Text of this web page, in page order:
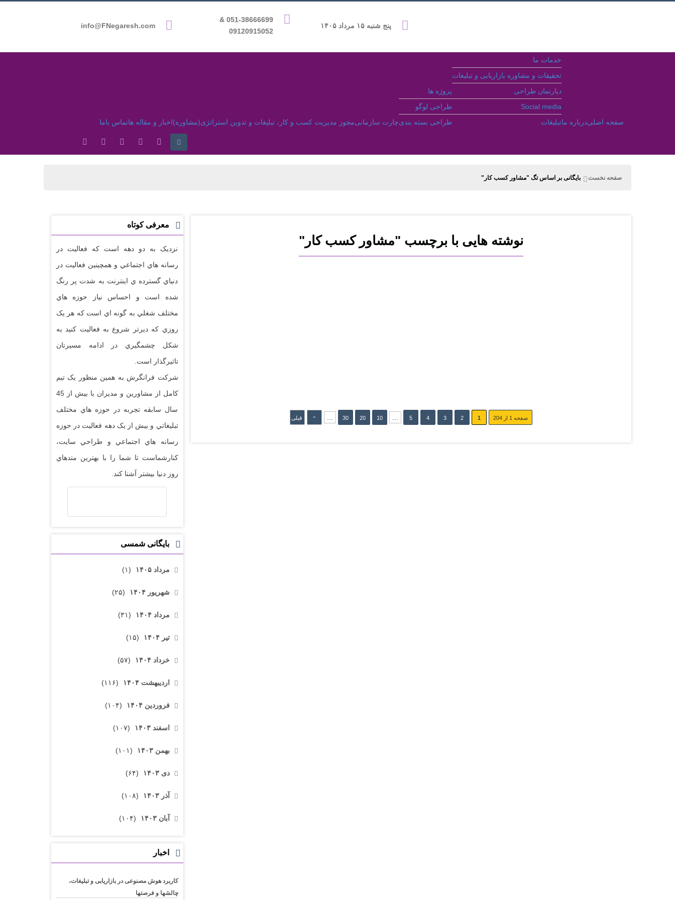
پنج شنبه ۱۵ مرداد ۱۴۰۵
051-38666699 &
09120915052
info@FNegaresh.com
صفحه اصلیدرباره ما
خدمات ما
تحقیقات و مشاوره بازاریابی و تبلیغات
دپارتمان طراحی
Social media
تبلیغات
پروژه ها
طراحی لوگو
طراحی بسته بندیچارت سازمانیمجوز مدیریت کسب و کار، تبلیغات و تدوین استراتژی(مشاوره)اخبار و مقاله هاتماس باما
صفحه نخست بایگانی بر اساس تگ "مشاور کسب کار"
نوشته هایی با برچسب "مشاور کسب کار"
صفحه 1 از 204 1
2
3
4
5
10
20
30
» قبلی
معرفی کوتاه
نزديک به دو دهه است که فعاليت در
رسانه هاي اجتماعي و همچينين فعاليت در
دنياي گسترده ي اينترنت به شدت پر رنگ
شده است و احساس نياز حوزه هاي
مختلف شغلي به گونه اي است که هر يک
روزي که ديرتر شروع به فعاليت کنيد به
شکل چشمگيري در ادامه مسيرتان
تاثيرگذار است.
شرکت فرانگرش به همين منظور يک تيم
کامل از مشاورين و مديران با بيش از 45
سال سابقه تجربه در حوزه هاي مختلف
تبليغاتي و بيش از يک دهه فعاليت در حوزه
رسانه هاي اجتماعي و طراحي سايت،
کنارشماست تا شما را با بهترين متدهاي
روز دنيا بيشتر آشنا کند.
بایگانی شمسی
مرداد ۱۴۰۵ (۱)
شهریور ۱۴۰۴ (۲۵)
مرداد ۱۴۰۴ (۳۱)
تیر ۱۴۰۴ (۱۵)
خرداد ۱۴۰۴ (۵۷)
اردیبهشت ۱۴۰۴ (۱۱۶)
فروردین ۱۴۰۴ (۱۰۴)
اسفند ۱۴۰۳ (۱۰۷)
بهمن ۱۴۰۳ (۱۰۱)
دی ۱۴۰۳ (۶۴)
آذر ۱۴۰۳ (۱۰۸)
آبان ۱۴۰۳ (۱۰۴)
اخبار
کاربرد هوش مصنوعی در بازاریابی و تبلیغات،
چالشها و فرصتها